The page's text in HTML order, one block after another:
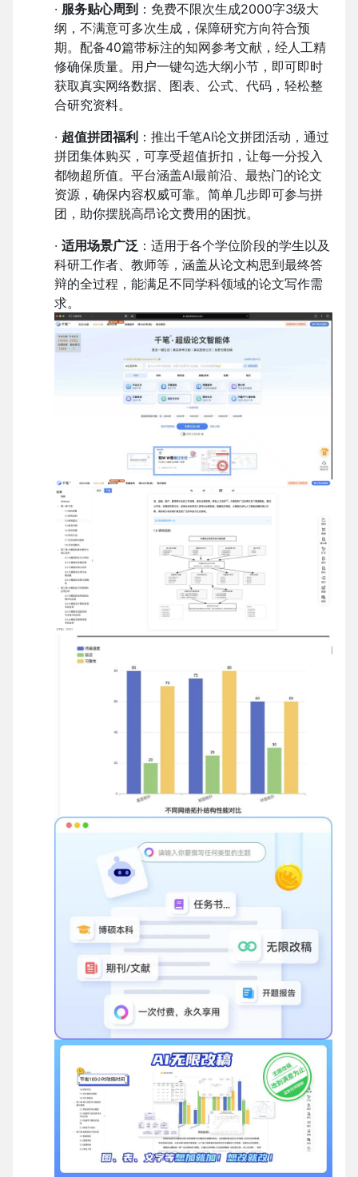
· 服务贴心周到 ：免费不限次生成2000字3级大
纲，不满意可多次生成，保障研究方向符合预
期。配备40篇带标注的知网参考文献，经人工精
修确保质量。用户一键勾选大纲小节，即可即时
获取真实网络数据、图表、公式、代码，轻松整
合研究资料。
· 超值拼团福利 ：推出千笔AI论文拼团活动，通过
拼团集体购买，可享受超值折扣，让每一分投入
都物超所值。平台涵盖AI最前沿、最热门的论文
资源，确保内容权威可靠。简单几步即可参与拼
团，助你摆脱高昂论文费用的困扰。
· 适用场景广泛 ：适用于各个学位阶段的学生以及
科研工作者、教师等，涵盖从论文构思到最终答
辩的全过程，能满足不同学科领域的论文写作需
求。